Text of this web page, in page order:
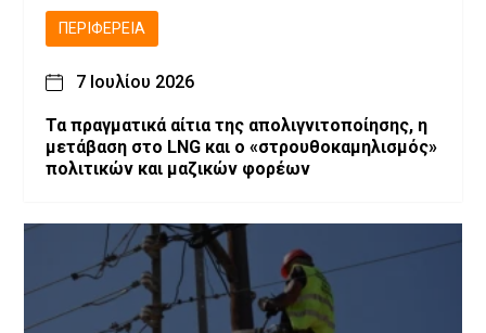
ΠΕΡΙΦΈΡΕΙΑ
7 Ιουλίου 2026
Τα πραγματικά αίτια της απολιγνιτοποίησης, η
μετάβαση στο LNG και ο «στρουθοκαμηλισμός»
πολιτικών και μαζικών φορέων